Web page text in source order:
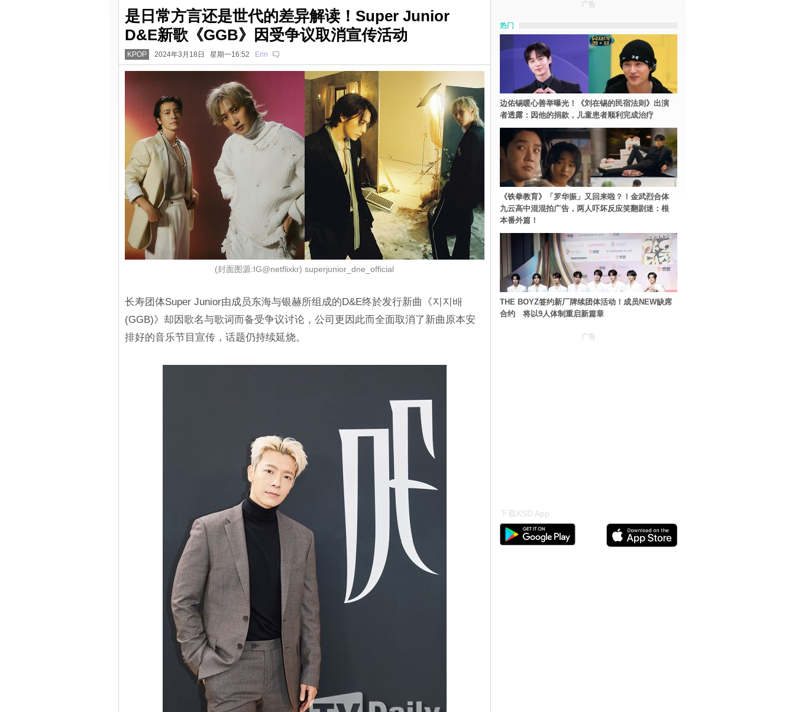
是日常方言还是世代的差异解读！Super Junior
D&E新歌《GGB》因受争议取消宣传活动
KPOP 2024年3月18日 星期一16:52 Erin
(封面图源:IG@netflixkr) superjunior_dne_official
长寿团体Super Junior由成员东海与银赫所组成的D&E终於发行新曲《지지배
(GGB)》却因歌名与歌词而备受争议讨论，公司更因此而全面取消了新曲原本安
排好的音乐节目宣传，话题仍持续延烧。
广告
热门
边佑锡暖心善举曝光！《刘在锡的民宿法则》出演
者透露：因他的捐款，儿童患者顺利完成治疗
《铁拳教育》「罗华振」又回来啦？！金武烈合体
九云高中混混拍广告，两人吓坏反应笑翻剧迷：根
本番外篇！
THE BOYZ签约新厂牌续团体活动！成员NEW缺席
合约 将以9人体制重启新篇章
广告
下载KSD App